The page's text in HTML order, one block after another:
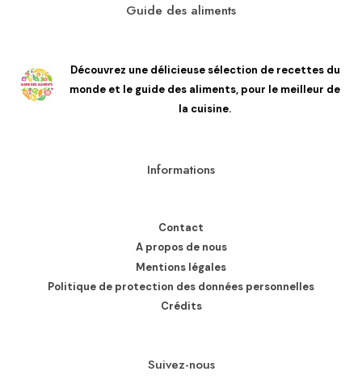
Guide des aliments
Découvrez une délicieuse sélection de recettes du
monde et le guide des aliments, pour le meilleur de
la cuisine.
Informations
Contact
A propos de nous
Mentions légales
Politique de protection des données personnelles
Crédits
Suivez-nous